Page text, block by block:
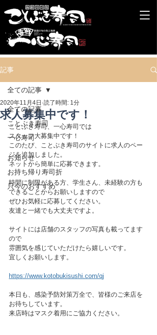
記事
全ての記事
ことぶき寿司
一心寿司
お知らせ
お持ち帰り寿司折
只今のおすすめ
全ての記事
求人募集中です！
2020年11月4日 読了時間: 1分
ことぶき寿司、一心寿司では
スタッフ大募集中です！
このたび、ことぶき寿司のサイトに求人のペー
ジを追加しました。
ネットから簡単に応募できます。
時間に制限がある方、学生さん、未経験の方も
できることからお願いしますので
ぜひお気軽に応募してください。
友達と一緒でも大丈夫ですよ。
サイトには店舗のスタッフの写真も載ってます
ので
雰囲気を感じていただけたら嬉しいです。
宜しくお願いします。
https://www.kotobukisushi.com/qj
本日も、感染予防対策万全で、皆様のご来店を
お待ちしています。
来店時はマスク着用にご協力ください。